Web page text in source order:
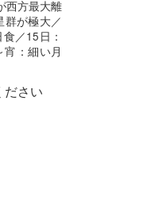
西方最大離
群が極大／
／15日：
：細い月
ださい